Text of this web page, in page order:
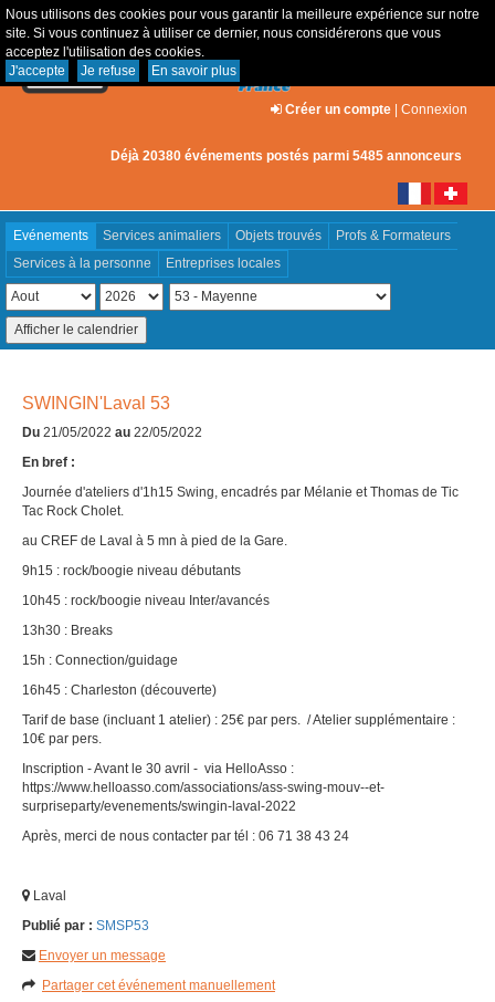
Nous utilisons des cookies pour vous garantir la meilleure expérience sur notre
site. Si vous continuez à utiliser ce dernier, nous considérerons que vous
acceptez l'utilisation des cookies.
J'accepte
Je refuse En savoir plus
Créer un compte | Connexion
Déjà 20380 événements postés parmi 5485 annonceurs
Evénements Services animaliers Objets trouvés
Profs & Formateurs
Services à la personne
Entreprises locales
SWINGIN'Laval 53
Du 21/05/2022 au 22/05/2022
En bref :
Journée d'ateliers d'1h15 Swing, encadrés par Mélanie et Thomas de Tic
Tac Rock Cholet.
au CREF de Laval à 5 mn à pied de la Gare.
9h15 : rock/boogie niveau débutants
10h45 : rock/boogie niveau Inter/avancés
13h30 : Breaks
15h : Connection/guidage
16h45 : Charleston (découverte)
Tarif de base (incluant 1 atelier) : 25€ par pers. / Atelier supplémentaire :
10€ par pers.
Inscription - Avant le 30 avril - via HelloAsso :
https://www.helloasso.com/associations/ass-swing-mouv--et-
surpriseparty/evenements/swingin-laval-2022
Après, merci de nous contacter par tél : 06 71 38 43 24
Laval
Publié par : SMSP53
Envoyer un message
Partager cet événement manuellement